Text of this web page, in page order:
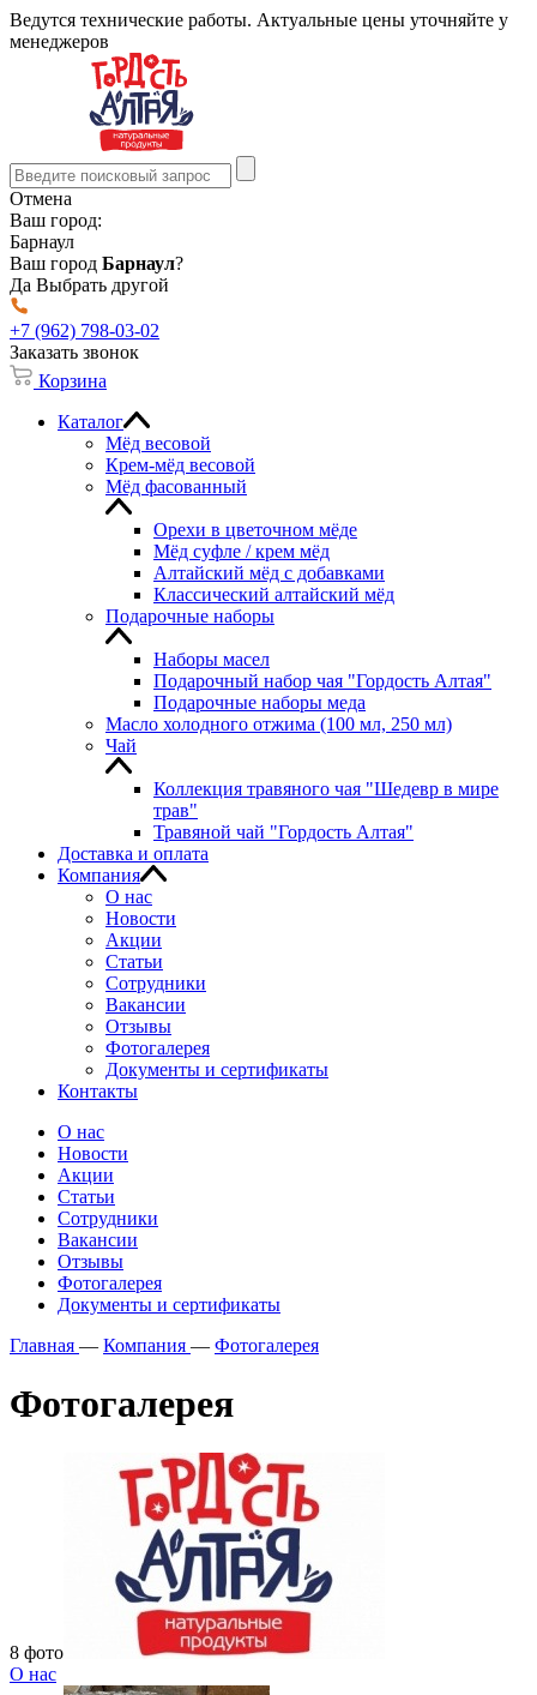
Ведутся технические работы. Актуальные цены уточняйте у
менеджеров
Отмена
Ваш город:
Барнаул
Ваш город Барнаул?
Да Выбрать другой
+7 (962) 798-03-02
Заказать звонок
Корзина
Каталог
Мёд весовой
Крем-мёд весовой
Мёд фасованный
Орехи в цветочном мёде
Мёд суфле / крем мёд
Алтайский мёд с добавками
Классический алтайский мёд
Подарочные наборы
Наборы масел
Подарочный набор чая "Гордость Алтая"
Подарочные наборы меда
Масло холодного отжима (100 мл, 250 мл)
Чай
Коллекция травяного чая "Шедевр в мире
трав"
Травяной чай "Гордость Алтая"
Доставка и оплата
Компания
О нас
Новости
Акции
Статьи
Сотрудники
Вакансии
Отзывы
Фотогалерея
Документы и сертификаты
Контакты
О нас
Новости
Акции
Статьи
Сотрудники
Вакансии
Отзывы
Фотогалерея
Документы и сертификаты
Главная — Компания — Фотогалерея
Фотогалерея
8 фото
О нас